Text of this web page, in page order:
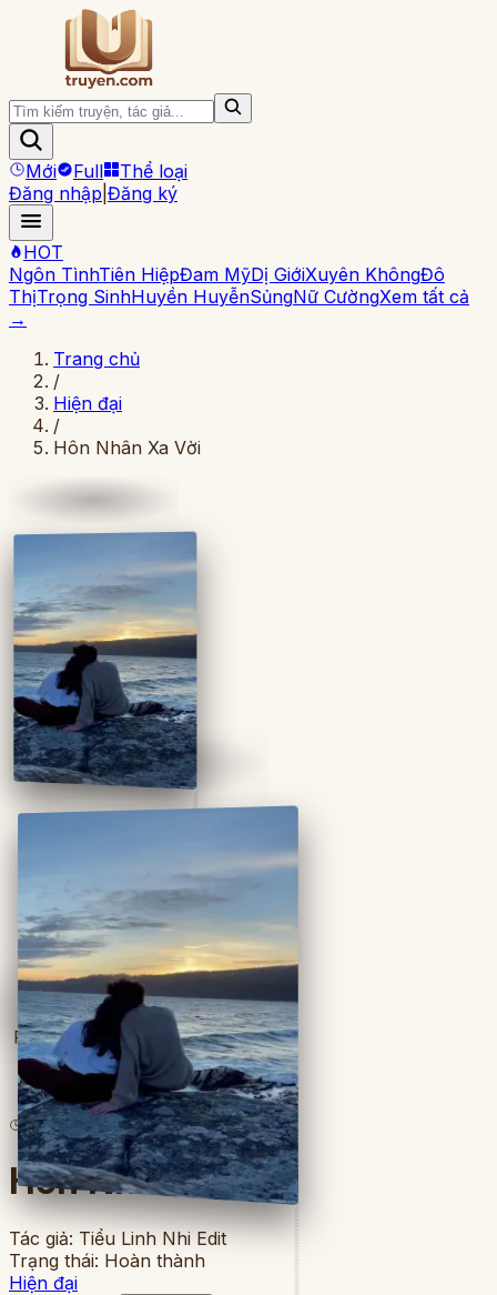
Mới Full
Thể loại
Đăng nhập Đăng ký
HOT
Ngôn TìnhTiên HiệpĐam MỹDị GiớiXuyên KhôngĐô
ThịTrọng SinhHuyền HuyễnSủngNữ CườngXem tất cả
→
Trang chủ
/
Hiện đại
/
Hôn Nhân Xa Vời
Full
6lượt đọc· 4chương
Hôn Nhân Xa Vời
Tác giả: Tiểu Linh Nhi Edit
Trạng thái: Hoàn thành
Hiện đại